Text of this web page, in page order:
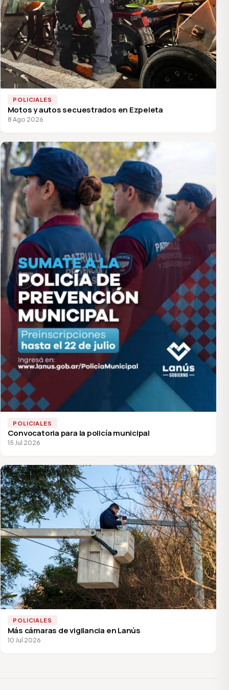
POLICIALES
Motos y autos secuestrados en Ezpeleta
8 Ago 2026
POLICIALES
Convocatoria para la policía municipal
15 Jul 2026
POLICIALES
Más cámaras de vigilancia en Lanús
10 Jul 2026